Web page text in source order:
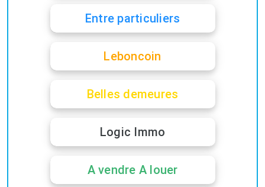
Entre particuliers
Leboncoin
Belles demeures
Logic Immo
A vendre A louer